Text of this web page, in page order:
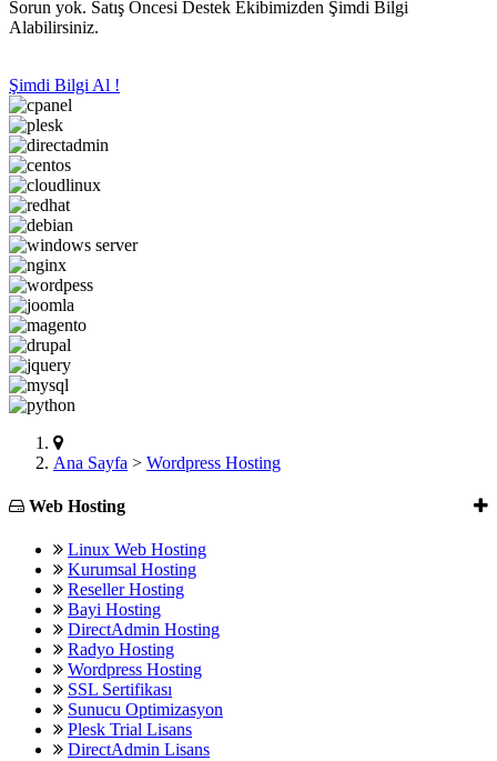
Sorun yok. Satış Öncesi Destek Ekibimizden Şimdi Bilgi
Alabilirsiniz.
Şimdi Bilgi Al !
Ana Sayfa > Wordpress Hosting
Web Hosting
Linux Web Hosting
Kurumsal Hosting
Reseller Hosting
Bayi Hosting
DirectAdmin Hosting
Radyo Hosting
Wordpress Hosting
SSL Sertifikası
Sunucu Optimizasyon
Plesk Trial Lisans
DirectAdmin Lisans